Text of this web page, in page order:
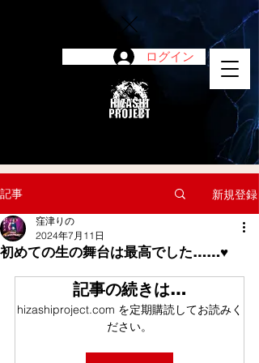
ログイン
記事 新規登録
初めての生の舞台は最高でした……♥
窪津りの
2024年7月11日
記事の続きは…
hizashiproject.com を定期購読してお読みく
ださい。